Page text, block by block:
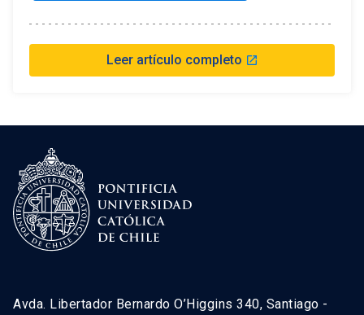
Leer artículo completo launch
Avda. Libertador Bernardo O’Higgins 340, Santiago -